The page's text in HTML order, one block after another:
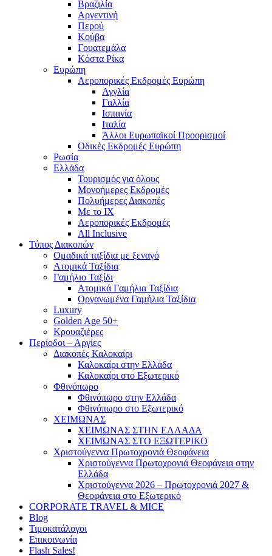
Βραζιλία
Αργεντινή
Περού
Κούβα
Γουατεμάλα
Κόστα Ρίκα
Ευρώπη
Αεροπορικές Εκδρομές Ευρώπη
Αγγλία
Γαλλία
Ισπανία
Ιταλία
Άλλοι Ευρωπαϊκοί Προορισμοί
Οδικές Εκδρομές Ευρώπη
Ρωσία
Ελλάδα
Τουρισμός για όλους
Mονοήμερες Εκδρομές
Πολυήμερες Διακοπές
Με το ΙΧ
Αεροπορικές Εκδρομές
All Inclusive
Τύπος Διακοπών
Ομαδικά ταξίδια με ξεναγό
Ατομικά Ταξίδια
Γαμήλιο Ταξίδι
Ατομικά Γαμήλια Ταξίδια
Οργανωμένα Γαμήλια Ταξίδια
Luxury
Golden Age 50+
Κρουαζιέρες
Περίοδοι – Αργίες
Διακοπές Καλοκαίρι
Καλοκαίρι στην Ελλάδα
Καλοκαίρι στο Εξωτερικό
Φθινόπωρο
Φθινόπωρο στην Ελλάδα
Φθινόπωρο στο Εξωτερικό
ΧΕΙΜΩΝΑΣ
ΧΕΙΜΩΝΑΣ ΣΤΗΝ ΕΛΛΑΔΑ
ΧΕΙΜΩΝΑΣ ΣΤΟ ΕΞΩΤΕΡΙΚΟ
Χριστούγεννα Πρωτοχρονιά Θεοφάνεια
Χριστούγεννα Πρωτοχρονιά Θεοφάνεια στην
Ελλάδα
Χριστούγεννα 2026 – Πρωτοχρονιά 2027 &
Θεοφάνεια στο Εξωτερικό
CORPORATE TRAVEL & MICE
Blog
Τιμοκατάλογοι
Επικοινωνία
Flash Sales!